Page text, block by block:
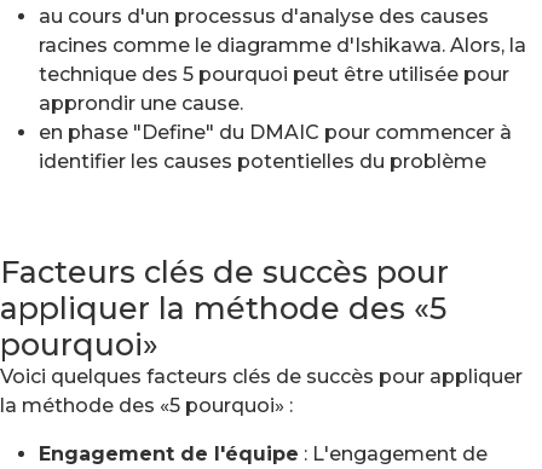
au cours d'un processus d'analyse des causes
racines comme le diagramme d'Ishikawa. Alors, la
technique des 5 pourquoi peut être utilisée pour
approndir une cause.
en phase "Define" du DMAIC pour commencer à
identifier les causes potentielles du problème
Facteurs clés de succès pour
appliquer la méthode des «5
pourquoi»
Voici quelques facteurs clés de succès pour appliquer
la méthode des «5 pourquoi» :
Engagement de l'équipe : L'engagement de